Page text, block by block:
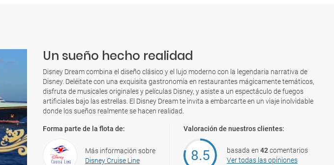
Un sueño hecho realidad
Disney Dream combina el diseño clásico y el lujo moderno con la legendaria narrativa de
Disney. Deléitate con una exquisita gastronomía en restaurantes mágicamente temáticos,
disfruta de musicales originales y películas Disney, y asiste a un espectáculo de fuegos
artificiales bajo las estrellas. El Disney Dream te invita a embarcarte en un viaje inolvidable
donde los sueños realmente se hacen realidad.
Forma parte de la flota de:
Más información sobre
Disney Cruise Line
Valoración de nuestros clientes:
8.5 basada en 42comentarios
Ver todas las opiniones